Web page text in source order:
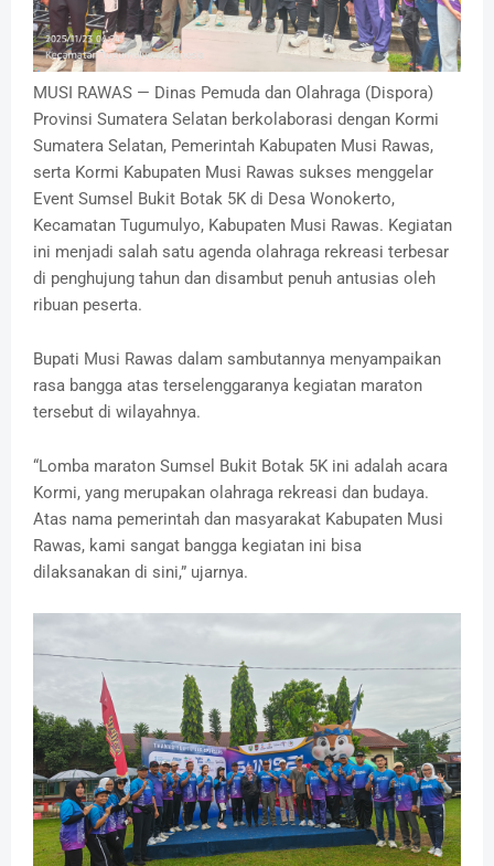
MUSI RAWAS — Dinas Pemuda dan Olahraga (Dispora)
Provinsi Sumatera Selatan berkolaborasi dengan Kormi
Sumatera Selatan, Pemerintah Kabupaten Musi Rawas,
serta Kormi Kabupaten Musi Rawas sukses menggelar
Event Sumsel Bukit Botak 5K di Desa Wonokerto,
Kecamatan Tugumulyo, Kabupaten Musi Rawas. Kegiatan
ini menjadi salah satu agenda olahraga rekreasi terbesar
di penghujung tahun dan disambut penuh antusias oleh
ribuan peserta.
‎Bupati Musi Rawas dalam sambutannya menyampaikan
rasa bangga atas terselenggaranya kegiatan maraton
tersebut di wilayahnya.
‎“Lomba maraton Sumsel Bukit Botak 5K ini adalah acara
Kormi, yang merupakan olahraga rekreasi dan budaya.
Atas nama pemerintah dan masyarakat Kabupaten Musi
Rawas, kami sangat bangga kegiatan ini bisa
dilaksanakan di sini,” ujarnya.